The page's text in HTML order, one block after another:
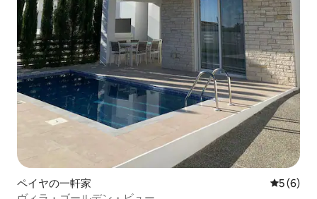
ペイヤの一軒家 レビュー
5 (6)